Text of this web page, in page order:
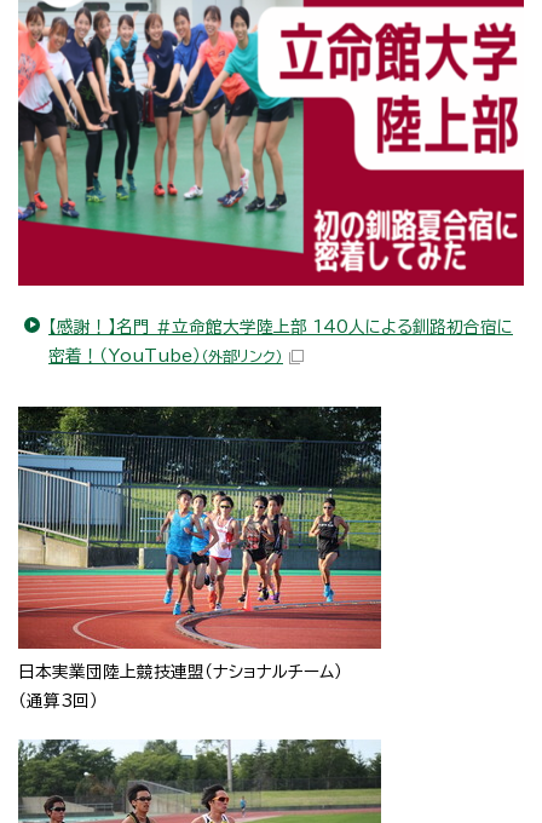
【感謝！】名門 #立命館大学陸上部 140人による釧路初合宿に
密着！（YouTube） （外部リンク）
日本実業団陸上競技連盟（ナショナルチーム）
（通算3回）